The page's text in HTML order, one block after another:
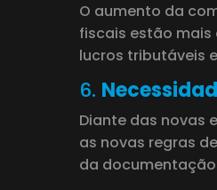
O aumento da
fiscais estão
lucros tributáveis
6.
Diante das novas
as novas regras
da